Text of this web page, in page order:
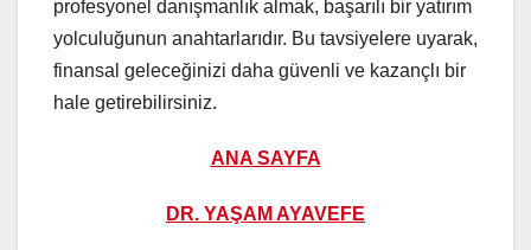
profesyonel danışmanlık almak, başarılı bir yatırım
yolculuğunun anahtarlarıdır. Bu tavsiyelere uyarak,
finansal geleceğinizi daha güvenli ve kazançlı bir
hale getirebilirsiniz.
ANA SAYFA
DR. YAŞAM AYAVEFE